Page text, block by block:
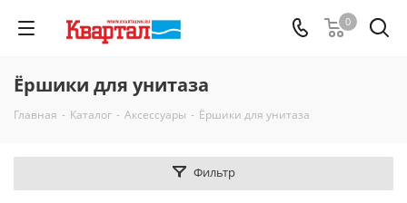
0
Ёршики для унитаза
Главная - Каталог - Аксессуары - Ёршики для унитаза
Фильтр